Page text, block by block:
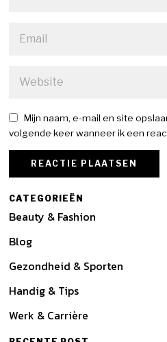
Mijn naam, e-mail en site
volgende keer wanneer ik een
CATEGORIEËN
Beauty & Fashion
Blog
Gezondheid & Sporten
Handig & Tips
Werk & Carrière